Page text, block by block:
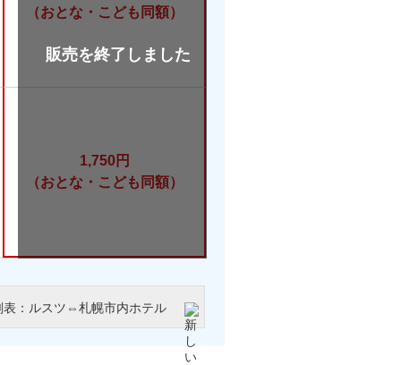
（おとな・こども同額）
1,750円
（おとな・こども同額）
表：ルスツ⇔札幌市内ホテル